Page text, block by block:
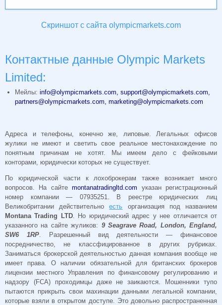
Скриншот с сайта olympicmarkets.com
Контактные данные Olympic Markets
Limited:
Мейлы:info@olympicmarkets.com ,support@olympicmarkets.com
partners@olympicmarkets.com ,marketing@olympicmarkets.com
Адреса и телефоны, конечно же, липовые. Легальных офисов
жулики не имеют и светить свое реальное местонахождение по
понятным причинам не хотят. Мы имеем дело с фейковыми
конторами, юридически которых не существует.
По юридической части к лохоброкерам также возникает много
вопросов. На сайтеmontanatradingltd.com указан регистрационный
номер компании — 07935251. В реестре юридических лиц
Великобритании действительноесть организация под названием
Montana Trading LTD. Но юридический адрес у нее отличается от
указанного на сайте жуликов: 9 Seagrave Road, London, England,
SW6 1RP. Разрешенный вид деятельности — финансовое
посредничество, не классфицированное в других рубриках.
Заниматься брокерской деятельностью данная компания вообще не
имеет права. О наличии обязательной для британских брокеров
лицензии местного Управления по финансовому регулированию и
надзору (FCA) проходимцы даже не заикаются. Мошенники тупо
пытаются прикрыть свои махинации данными легальной компании,
которые взяли в открытом доступе. Это довольно распространенная